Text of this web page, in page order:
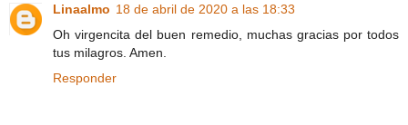
Linaalmo 18 de abril de 2020 a las 18:33
Oh virgencita del buen remedio, muchas gracias por todos
tus milagros. Amen.
Responder